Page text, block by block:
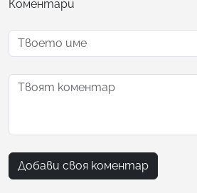
Коментари
Добави своя коментар